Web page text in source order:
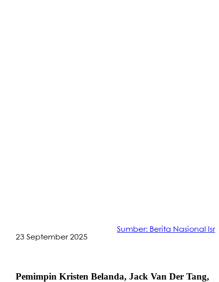
23 September 2025
Sumber: Berita Nasional
Pemimpin Kristen Belanda, Jack Van Der Tang,